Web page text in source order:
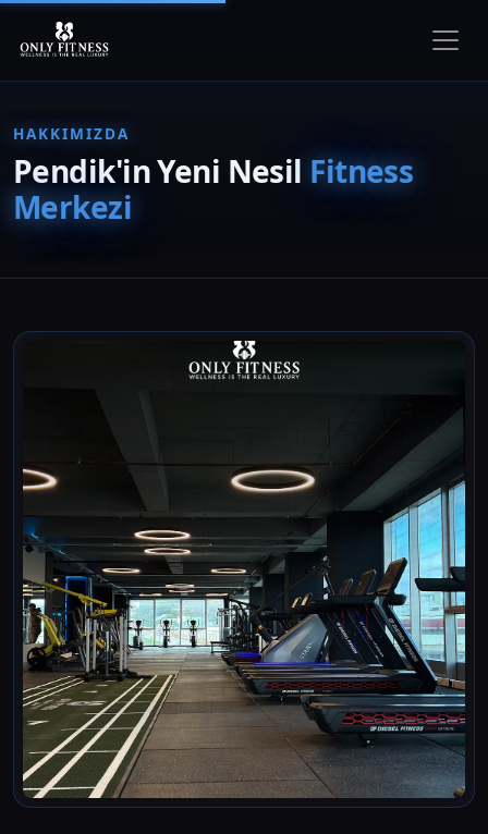
HAKKIMIZDA
Pendik'in Yeni Nesil Fitness
Merkezi